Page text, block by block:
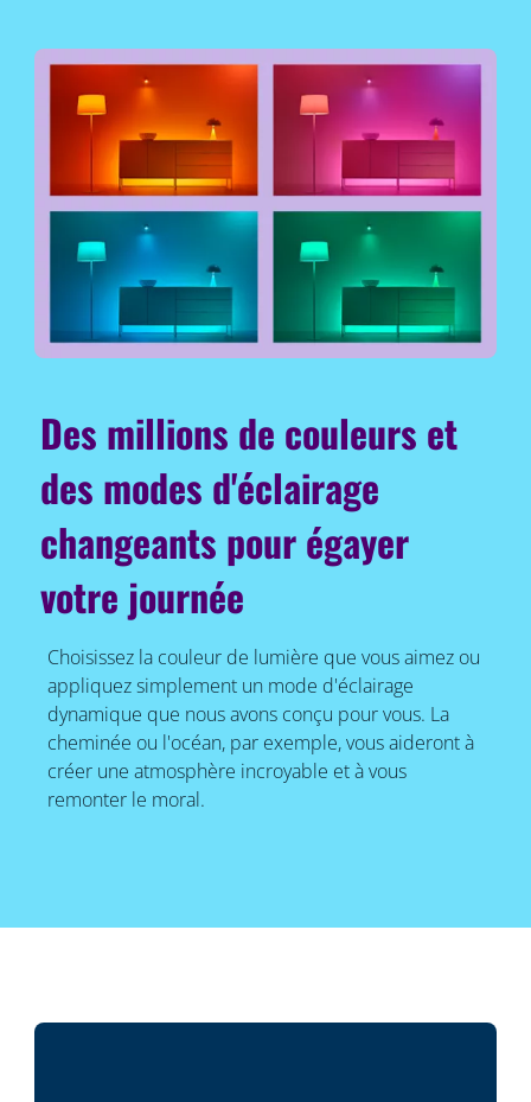
Des millions de couleurs et
des modes d'éclairage
changeants pour égayer
votre journée
Choisissez la couleur de lumière que vous aimez ou
appliquez simplement un mode d'éclairage
dynamique que nous avons conçu pour vous. La
cheminée ou l'océan, par exemple, vous aideront à
créer une atmosphère incroyable et à vous
remonter le moral.